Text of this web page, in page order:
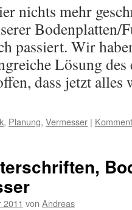
nichts mehr
Bodenplatten/
passiert. Wir
Lösung des
dass jetzt
, Planung, Vermesser |
von Andreas